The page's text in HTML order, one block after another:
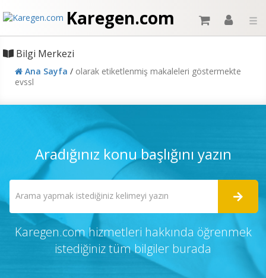
Karegen.com ☰
Bilgi Merkezi
Ana Sayfa / olarak etiketlenmiş makaleleri göstermekte
evssl
Aradığınız konu başlığını yazın
Karegen.com hizmetleri hakkında öğrenmek
istediğiniz tüm bilgiler burada